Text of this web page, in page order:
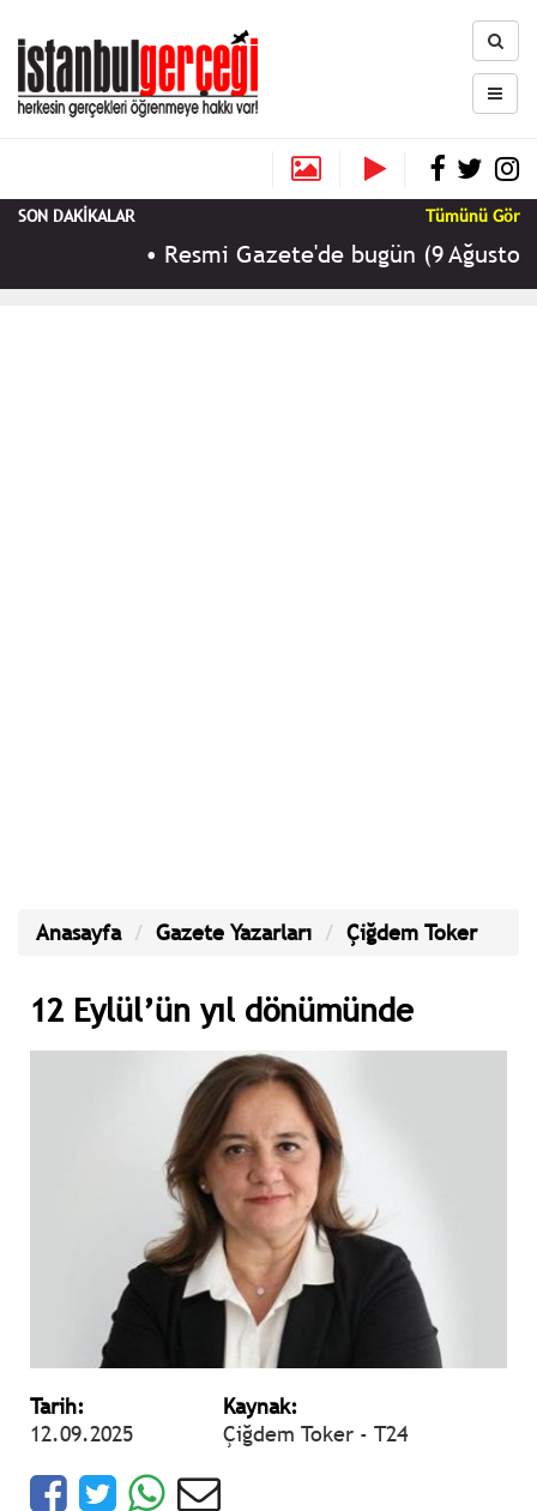
SON DAKİKALAR Tümünü Gör
Resmi Gazete'de bugün (9 Ağustos
Anasayfa Gazete Yazarları Çiğdem Toker
12 Eylül’ün yıl dönümünde
Tarih:
12.09.2025
Kaynak:
Çiğdem Toker - T24